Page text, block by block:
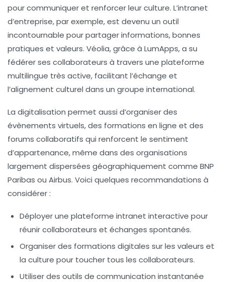
pour communiquer et renforcer leur culture. L’intranet
d’entreprise, par exemple, est devenu un outil
incontournable pour partager informations, bonnes
pratiques et valeurs. Véolia, grâce à LumApps, a su
fédérer ses collaborateurs à travers une plateforme
multilingue très active, facilitant l’échange et
l’alignement culturel dans un groupe international.
La digitalisation permet aussi d’organiser des
évènements virtuels, des formations en ligne et des
forums collaboratifs qui renforcent le sentiment
d’appartenance, même dans des organisations
largement dispersées géographiquement comme BNP
Paribas ou Airbus. Voici quelques recommandations à
considérer :
Déployer une plateforme intranet interactive pour
réunir collaborateurs et échanges spontanés.
Organiser des formations digitales sur les valeurs et
la culture pour toucher tous les collaborateurs.
Utiliser des outils de communication instantanée